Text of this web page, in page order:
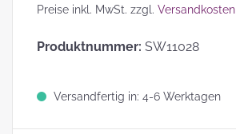
Preise inkl. MwSt. zzgl. Versandkosten
Produktnummer: SW11028
Versandfertig in: 4-6 Werktagen